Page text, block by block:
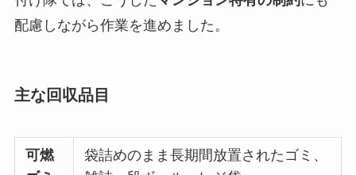
配慮しながら作業を進めました。
主な回収品目
可燃
袋詰めのまま長期間放置されたゴミ、